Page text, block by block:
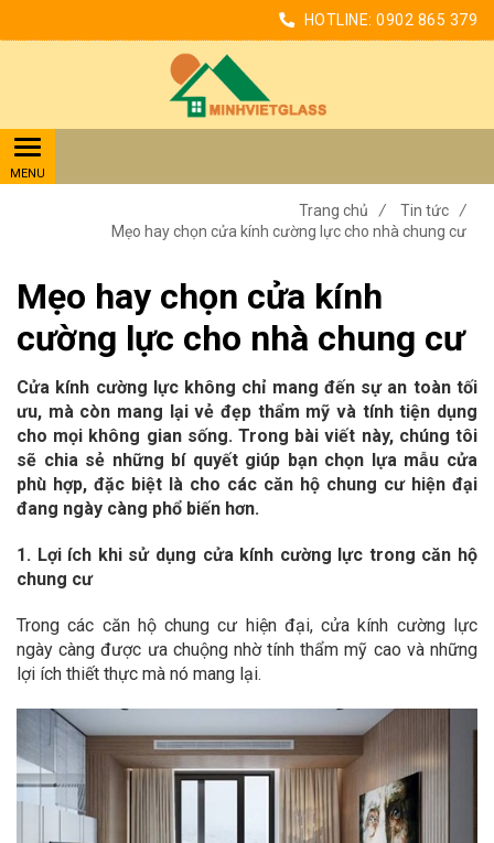
HOTLINE: 0902 865 379
Trang chủ / Tin tức
/
Mẹo hay chọn cửa kính cường lực cho nhà chung cư
Mẹo hay chọn cửa kính
cường lực cho nhà chung cư
Cửa kính cường lực không chỉ mang đến sự an toàn tối
ưu, mà còn mang lại vẻ đẹp thẩm mỹ và tính tiện dụng
cho mọi không gian sống. Trong bài viết này, chúng tôi
sẽ chia sẻ những bí quyết giúp bạn chọn lựa mẫu cửa
phù hợp, đặc biệt là cho các căn hộ chung cư hiện đại
đang ngày càng phổ biến hơn.
1. Lợi ích khi sử dụng cửa kính cường lực trong căn hộ
chung cư
Trong các căn hộ chung cư hiện đại, cửa kính cường lực
ngày càng được ưa chuộng nhờ tính thẩm mỹ cao và những
lợi ích thiết thực mà nó mang lại.